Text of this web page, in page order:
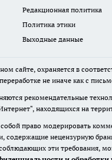
Редакционная политика
Политика этики
Выходные данные
сайте, охраняется в
не иначе как с
рекомендательные
находящихся на
право модерировать
содержащие нецензурную
эти требования,